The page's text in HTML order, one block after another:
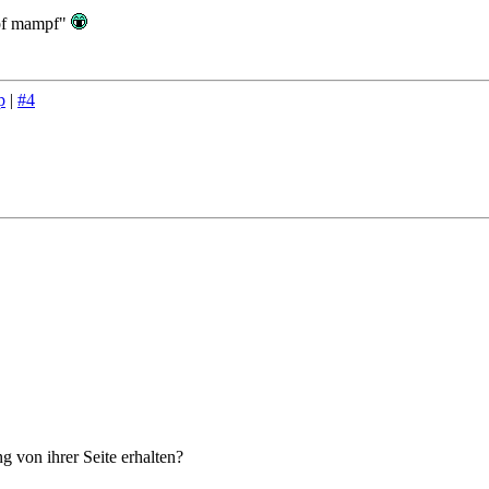
mampf"
| #4
von ihrer Seite erhalten?